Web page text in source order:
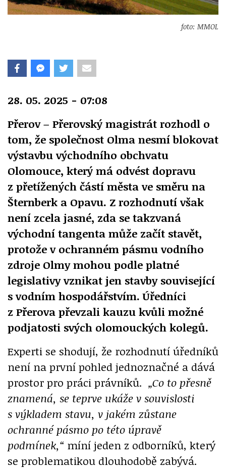
foto: MMOL
28. 05. 2025 - 07:08
Přerov – Přerovský magistrát rozhodl o
tom, že společnost Olma nesmí blokovat
výstavbu východního obchvatu
Olomouce, který má odvést dopravu
z přetížených částí města ve směru na
Šternberk a Opavu. Z rozhodnutí však
není zcela jasné, zda se takzvaná
východní tangenta může začít stavět,
protože v ochranném pásmu vodního
zdroje Olmy mohou podle platné
legislativy vznikat jen stavby související
s vodním hospodářstvím. Úředníci
z Přerova převzali kauzu kvůli možné
podjatosti svých olomouckých kolegů.
Experti se shodují, že rozhodnutí úředníků
není na první pohled jednoznačné a dává
prostor pro práci právníků. „Co to přesně
znamená, se teprve ukáže v souvislosti
s výkladem stavu, v jakém zůstane
ochranné pásmo po této úpravě
podmínek,“ míní jeden z odborníků, který
se problematikou dlouhodobě zabývá.